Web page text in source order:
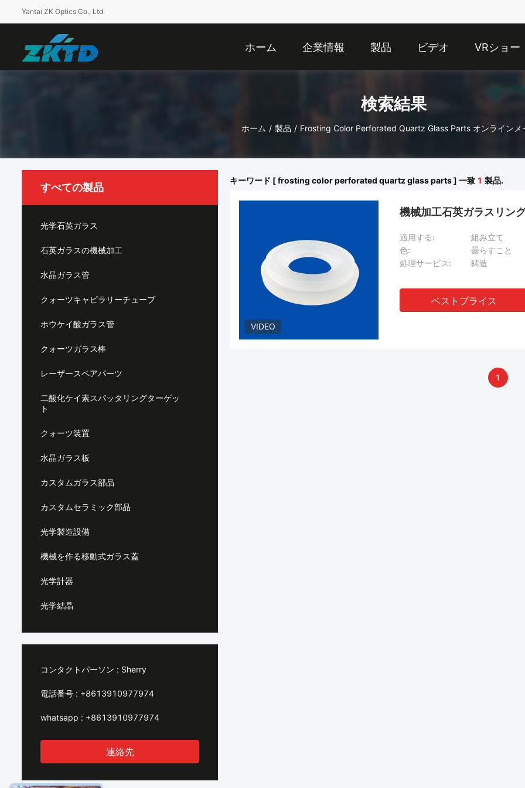
Yantai ZK Optics Co., Ltd.
ホーム 企業情報 製品 ビデオ VRショー
検索結果
ホーム / 製品 / Frosting Color Perforated Quartz Glass Parts オンラインメ
すべての製品
光学石英ガラス
石英ガラスの機械加工
水晶ガラス管
クォーツキャピラリーチューブ
ホウケイ酸ガラス管
クォーツガラス棒
レーザースペアパーツ
二酸化ケイ素スパッタリングターゲッ
ト
クォーツ装置
水晶ガラス板
カスタムガラス部品
カスタムセラミック部品
光学製造設備
機械を作る移動式ガラス蓋
光学計器
光学結晶
コンタクトパーソン : Sherry
電話番号 : +8613910977974
whatsapp : +8613910977974
連絡先
キーワード [ frosting color perforated quartz glass parts ] 一致 1 製品.
VIDEO
機械加工石英ガラスリン
適用する:
組み立て
色:
曇らすこと
処理サービス:
鋳造
ベストプライス
1